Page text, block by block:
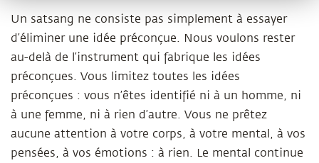
Un satsang ne consiste pas simplement à essayer
d’éliminer une idée préconçue. Nous voulons rester
au-delà de l’instrument qui fabrique les idées
préconçues. Vous limitez toutes les idées
préconçues : vous n’êtes identifié ni à un homme, ni
à une femme, ni à rien d’autre. Vous ne prêtez
aucune attention à votre corps, à votre mental, à vos
pensées, à vos émotions : à rien. Le mental continue